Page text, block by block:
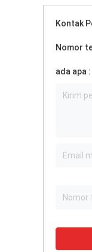
Kontak
Nomor
ada apa :